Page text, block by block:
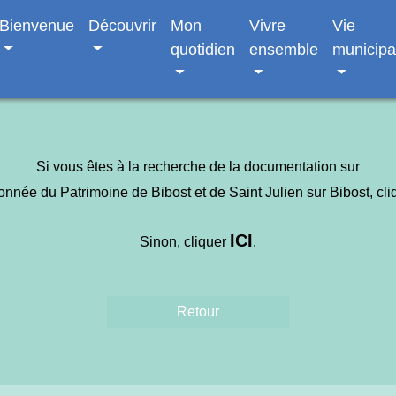
Bienvenue Découvrir
Mon
quotidien
Vivre
ensemble
Vie
Si vous êtes à la recherche de la documentation sur
du Patrimoine de Bibost et de Saint Julien sur Bibost,
Sinon, cliquer ICI.
Retour